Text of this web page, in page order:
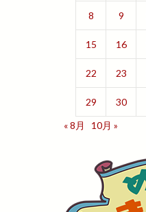
8 9
15 16
22 23
29
30
« 8月
10月 »